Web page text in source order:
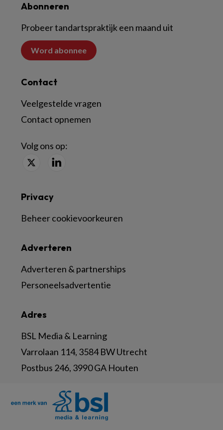
Abonneren
Probeer tandartspraktijk een maand uit
Word abonnee
Contact
Veelgestelde vragen
Contact opnemen
Volg ons op:
Adres
BSL Media & Learning
Varrolaan 114, 3584 BW Utrecht
Postbus 246, 3990 GA Houten
Adverteren
Adverteren & partnerships
Personeelsadvertentie
Privacy
Beheer cookievoorkeuren